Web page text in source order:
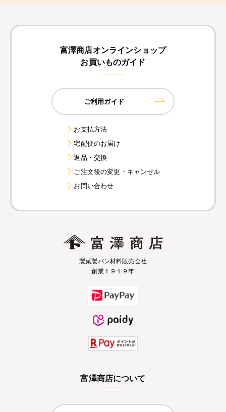
富澤商店オンラインショップ
お買いものガイド
ご利用ガイド
お支払方法
宅配便のお届け
返品・交換
ご注文後の変更・キャンセル
お問い合わせ
製菓製パン材料販売会社
創業１９１９年
富澤商店について